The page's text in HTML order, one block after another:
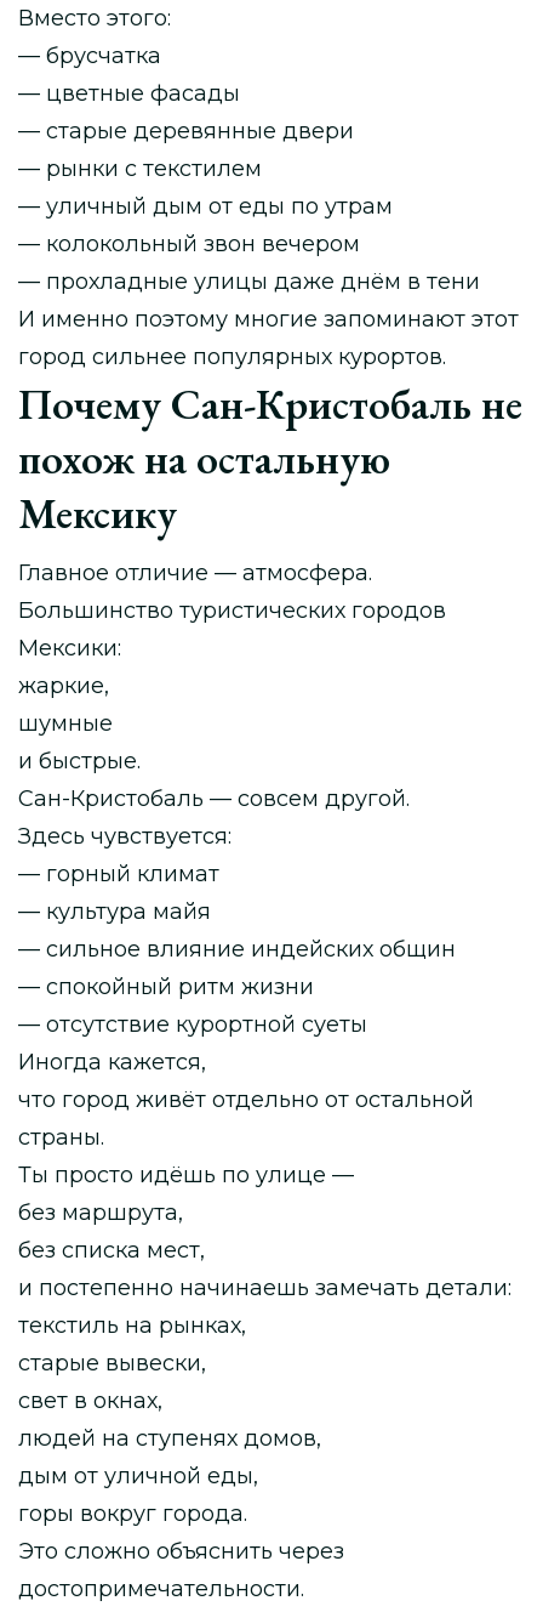
Вместо этого:
— брусчатка
— цветные фасады
— старые деревянные двери
— рынки с текстилем
— уличный дым от еды по утрам
— колокольный звон вечером
— прохладные улицы даже днём в тени
И именно поэтому многие запоминают этот
город сильнее популярных курортов.
Почему Сан-Кристобаль не
похож на остальную
Мексику
Главное отличие — атмосфера.
Большинство туристических городов
Мексики:
жаркие,
шумные
и быстрые.
Сан-Кристобаль — совсем другой.
Здесь чувствуется:
— горный климат
— культура майя
— сильное влияние индейских общин
— спокойный ритм жизни
— отсутствие курортной суеты
Иногда кажется,
что город живёт отдельно от остальной
страны.
Ты просто идёшь по улице —
без маршрута,
без списка мест,
и постепенно начинаешь замечать детали:
текстиль на рынках,
старые вывески,
свет в окнах,
людей на ступенях домов,
дым от уличной еды,
горы вокруг города.
Это сложно объяснить через
достопримечательности.